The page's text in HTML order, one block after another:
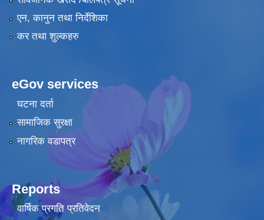
एन, कानुन तथा निर्देशिका
कर तथा शुल्कहरु
eGov services
घटना दर्ता
सामाजिक सुरक्षा
नागरिक वडापत्र
Reports
वार्षिक प्रगति प्रतिवेदन